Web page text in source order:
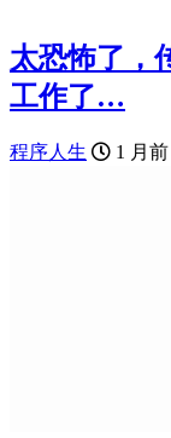
太恐怖了，
工作了…
程序人生 1 月前